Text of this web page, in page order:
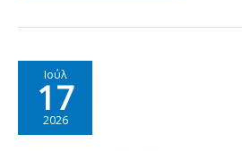
ασφάλεια
του
αίματος
σχετικά
Ιούλ
17
2026